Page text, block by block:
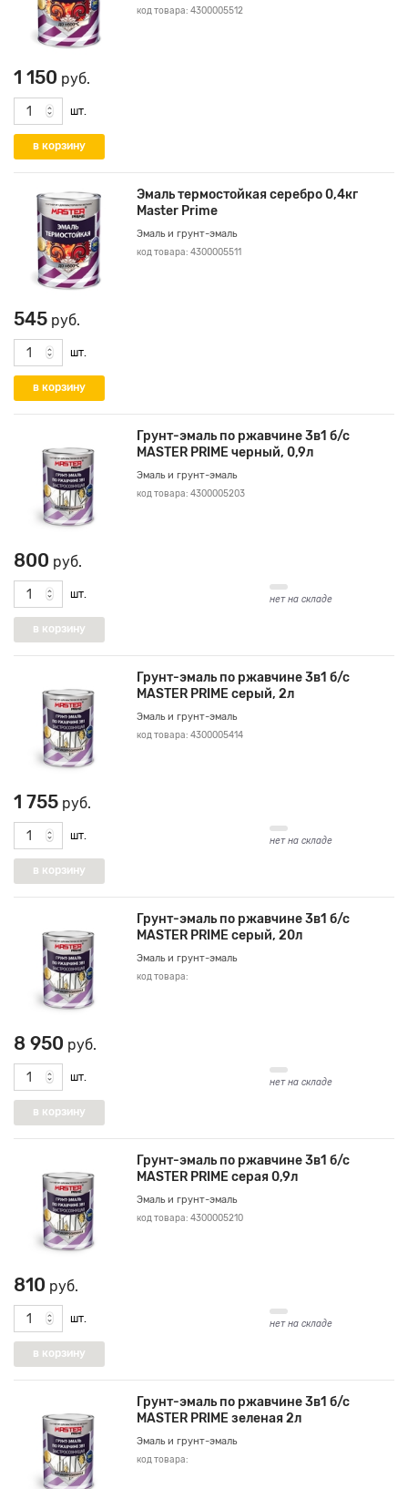
код товара: 4300005512
1 150 руб.
шт.
Эмаль термостойкая серебро 0,4кг
Master Prime
Эмаль и грунт-эмаль
код товара: 4300005511
545 руб.
шт.
Грунт-эмаль по ржавчине 3в1 б/с
MASTER PRIME черный, 0,9л
Эмаль и грунт-эмаль
код товара: 4300005203
800 руб.
шт. нет на складе
Грунт-эмаль по ржавчине 3в1 б/с
MASTER PRIME серый, 2л
Эмаль и грунт-эмаль
код товара: 4300005414
1 755 руб.
шт. нет на складе
Грунт-эмаль по ржавчине 3в1 б/с
MASTER PRIME серый, 20л
Эмаль и грунт-эмаль
код товара:
8 950 руб.
шт. нет на складе
Грунт-эмаль по ржавчине 3в1 б/с
MASTER PRIME серая 0,9л
Эмаль и грунт-эмаль
код товара: 4300005210
810 руб.
шт. нет на складе
Грунт-эмаль по ржавчине 3в1 б/с
MASTER PRIME зеленая 2л
Эмаль и грунт-эмаль
код товара: